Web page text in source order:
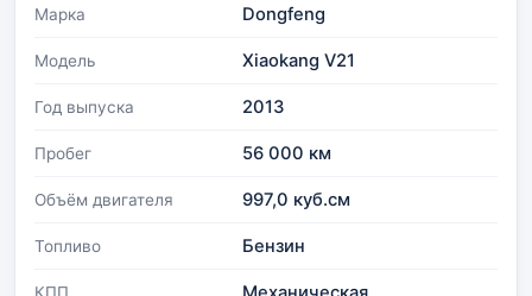
Марка Dongfeng
Модель Xiaokang V21
Год выпуска 2013
Пробег 56 000 км
Объём двигателя 997,0 куб.см
Топливо Бензин